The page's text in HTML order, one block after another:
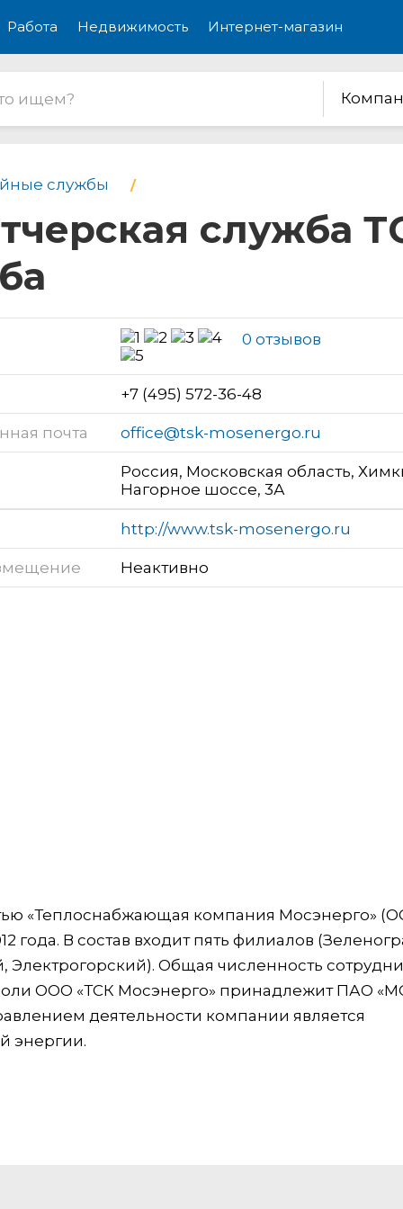
Работа Недвижимость Интернет-магазин
службы
служба
0 отзывов
+7 (495) 572-36-48
почта office@tsk-mosenergo.ru
Россия, Московская область,
Нагорное шоссе, 3А
http://www.tsk-mosenergo.ru
Неактивно
«Теплоснабжающая компания Мосэнерго»
года. В состав входит пять филиалов
Общая численность
доли ООО «ТСК Мосэнерго» принадлежит ПАО
деятельности компании является
энергии.